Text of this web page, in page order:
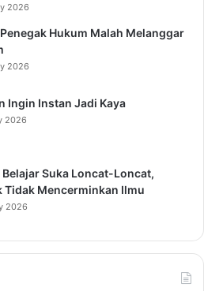
2026
Hukum Malah Melanggar
2026
Ingin Instan Jadi Kaya
2026
Suka Loncat-Loncat,
Tidak Mencerminkan Ilmu
2026